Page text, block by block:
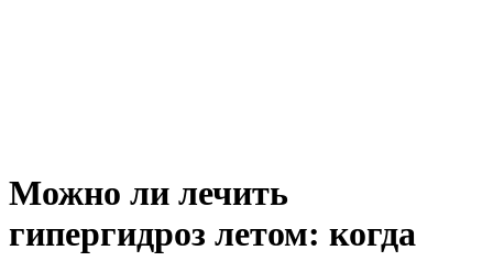
Можно ли лечить
гипергидроз летом: когда